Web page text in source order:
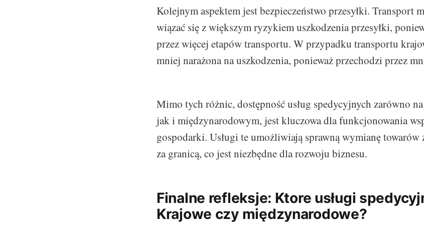
Kolejnym aspektem jest bezpieczeństwo przesyłki. Transport
wiązać się z większym ryzykiem uszkodzenia przesyłki,
przez więcej etapów transportu. W przypadku transportu
mniej narażona na uszkodzenia, ponieważ przechodzi przez
Mimo tych różnic, dostępność usług spedycyjnych zarówno
jak i międzynarodowym, jest kluczowa dla funkcjonowania
gospodarki. Usługi te umożliwiają sprawną wymianę
za granicą, co jest niezbędne dla rozwoju biznesu.
Finalne refleksje: Ktore usługi
Krajowe czy międzynarodowe?